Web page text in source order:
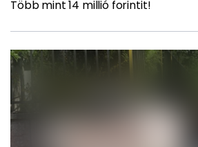
Több mint 14 millió forintit!